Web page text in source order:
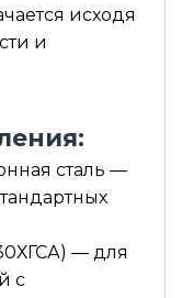
исходя
и
сталь —
— для
с